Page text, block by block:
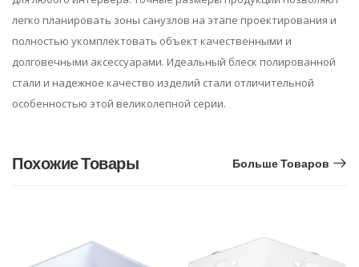
легко планировать зоны санузлов на этапе проектирования и
полностью укомплектовать объект качественными и
долговечными аксессуарами. Идеальный блеск полированной
стали и надежное качество изделий стали отличительной
особенностью этой великолепной серии.
Похожие Товары Больше Товаров